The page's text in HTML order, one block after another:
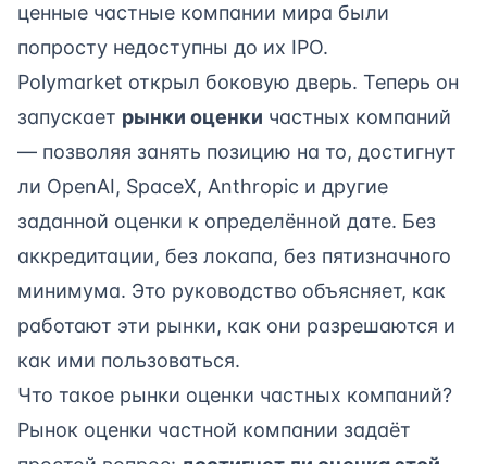
ценные частные компании мира были
попросту недоступны до их IPO.
Polymarket открыл боковую дверь. Теперь он
запускает рынки оценки частных компаний
— позволяя занять позицию на то, достигнут
ли OpenAI, SpaceX, Anthropic и другие
заданной оценки к определённой дате. Без
аккредитации, без локапа, без пятизначного
минимума. Это руководство объясняет, как
работают эти рынки, как они разрешаются и
как ими пользоваться.
Что такое рынки оценки частных компаний?
Рынок оценки частной компании задаёт